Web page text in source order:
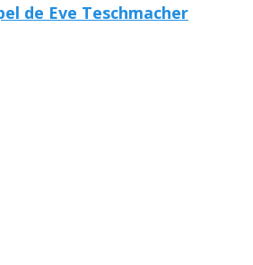
de Eve Teschmacher